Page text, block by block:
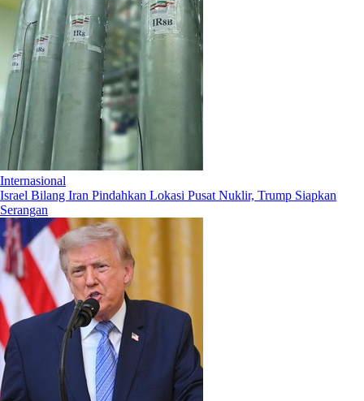
Internasional
Israel Bilang Iran Pindahkan Lokasi Pusat Nuklir, Trump Siapkan
Serangan